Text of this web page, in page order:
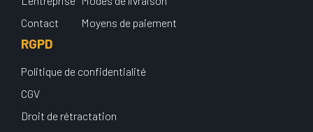
Contact
Moyens de paiement
RGPD
Politique de confidentialité
CGV
Droit de rétractation